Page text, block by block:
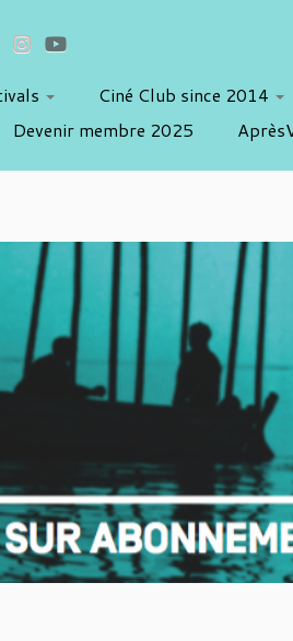
Ciné Club since 2014
Devenir membre 2025